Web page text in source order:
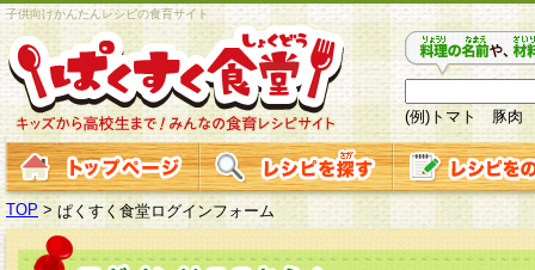
子供向けかんたんレシピの食育サイト
(例)トマト 豚肉
TOP > ぱくすく食堂ログインフォーム